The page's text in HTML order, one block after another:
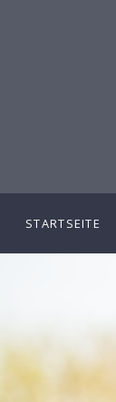
STARTSEITE